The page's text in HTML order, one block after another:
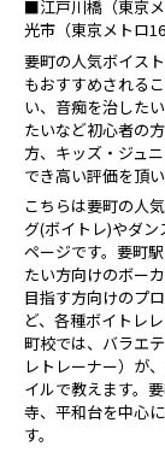
■江戸川橋（東京
光市（東京メトロ
要町の人気ボイス
もおすすめされる
い、音痴を治した
たいなど初心者の
方、キッズ・ジュ
でき高い評価を頂い
こちらは要町の人
グ(ボイトレ)やダ
ページです。要町
たい方向けのボー
目指す方向けのプ
ど、各種ボイトレ
町校では、バラエ
レトレーナー）が
イルで教えます。
寺、平和台を中心
す。